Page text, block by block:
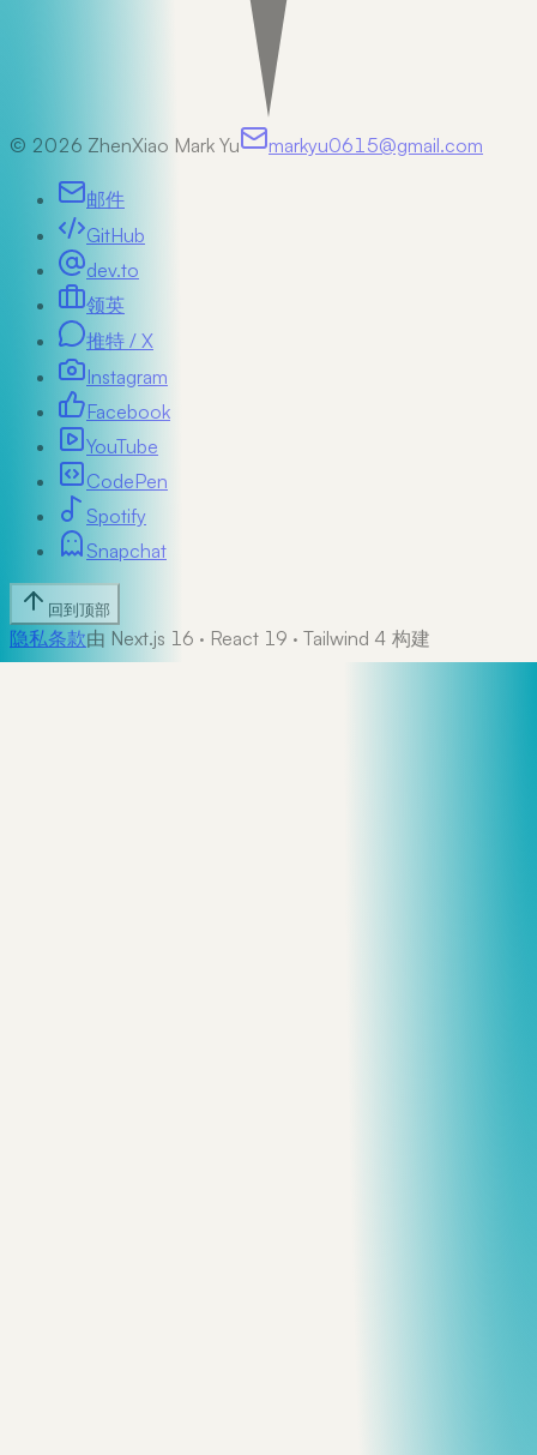
© 2026 ZhenXiao Mark Yu markyu0615@gmail.com
邮件
GitHub
dev.to
领英
推特 / X
Instagram
Facebook
YouTube
CodePen
Spotify
Snapchat
回到顶部
隐私条款由 Next.js 16 · React 19 · Tailwind 4 构建